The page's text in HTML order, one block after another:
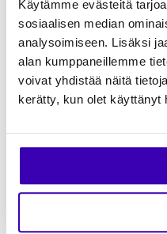
Käytämme evästeitä
sosiaalisen median
analysoimiseen. Lisäksi
alan kumppaneillemme
voivat yhdistää näitä
kerätty, kun olet käyttänyt
Group
Ota yhteyttä
Janne Korvanen